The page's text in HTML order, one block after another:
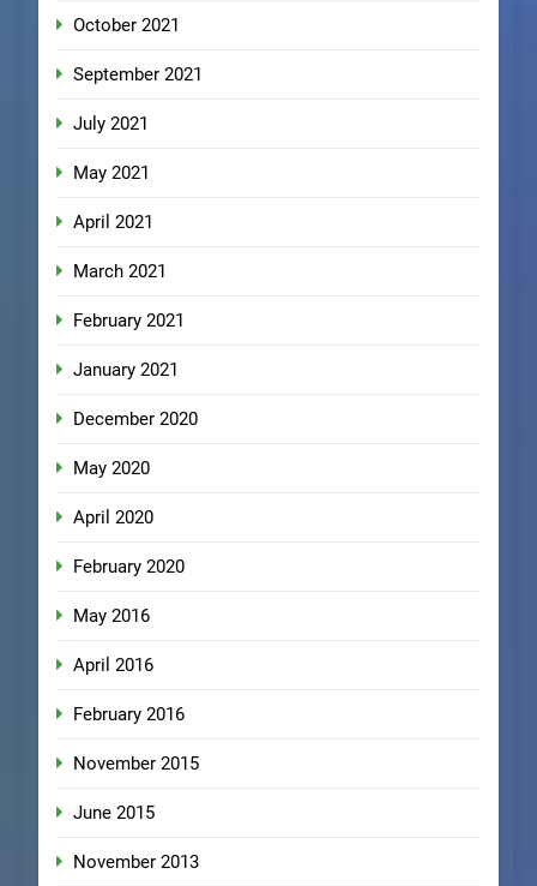
October 2021
September 2021
July 2021
May 2021
April 2021
March 2021
February 2021
January 2021
December 2020
May 2020
April 2020
February 2020
May 2016
April 2016
February 2016
November 2015
June 2015
November 2013